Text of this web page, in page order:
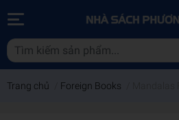
Trang chủ Foreign Books